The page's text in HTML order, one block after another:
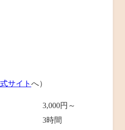
サイト へ）
3,000円～
3時間